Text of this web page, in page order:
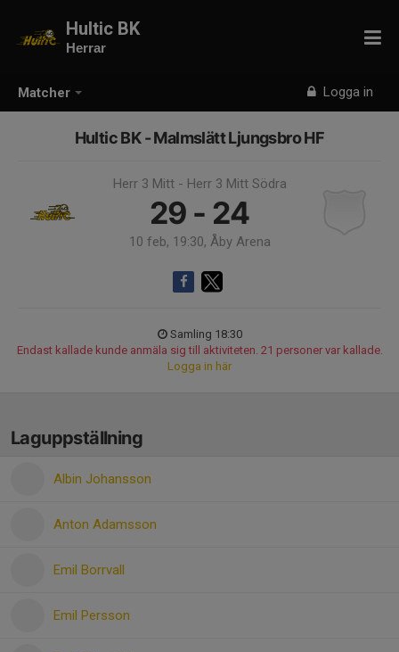
Matcher Logga in
Hultic BK
Herrar
Hultic BK - Malmslätt Ljungsbro HF
Herr 3 Mitt - Herr 3 Mitt Södra
29 - 24
10 feb, 19:30, Åby Arena
Samling 18:30
Endast kallade kunde anmäla sig till aktiviteten. 21 personer var kallade.
Logga in här
Laguppställning
Albin Johansson
Anton Adamsson
Emil Borrvall
Emil Persson